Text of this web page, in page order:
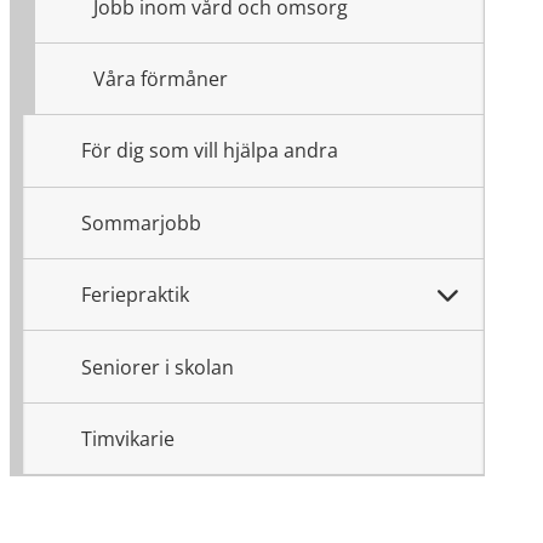
Jobb inom vård och omsorg
Våra förmåner
För dig som vill hjälpa andra
Sommarjobb
Feriepraktik
Seniorer i skolan
Timvikarie